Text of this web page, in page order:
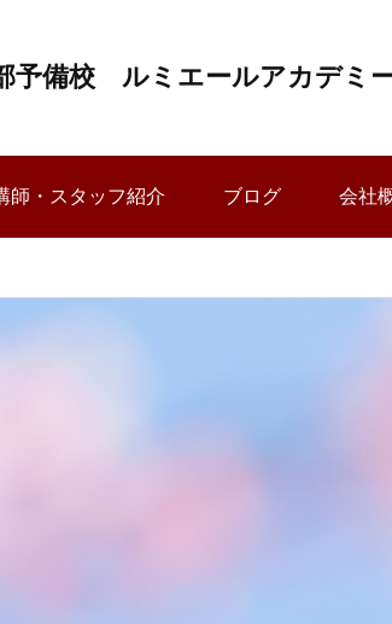
予備校 ルミエールアカデミ
師・スタッフ紹介 ブログ 会社